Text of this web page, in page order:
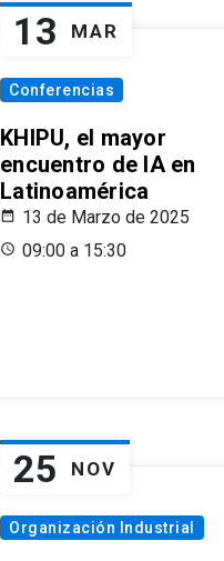
13 MAR
Conferencias
KHIPU, el mayor
encuentro de IA en
Latinoamérica
13 de Marzo de 2025
09:00 a 15:30
25 NOV
Organización Industrial